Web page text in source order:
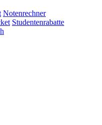
Notenrechner
Studentenrabatte